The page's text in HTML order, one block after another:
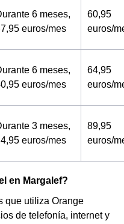
6 meses,
euros/mes
60,95
euros/
6 meses,
euros/mes
64,95
euros/
3 meses,
euros/mes
89,95
euros/
en Margalef?
que utiliza Orange
de telefonía, internet y